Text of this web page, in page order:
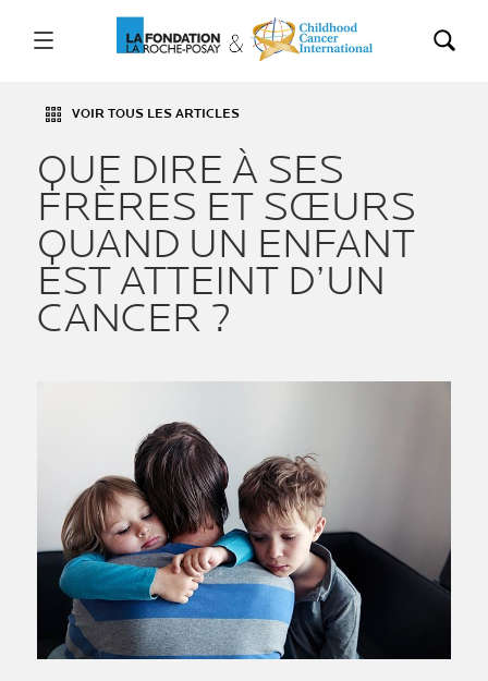
VOIR TOUS LES ARTICLES
QUE DIRE À SES
FRÈRES ET SŒURS
QUAND UN ENFANT
EST ATTEINT D’UN
CANCER ?